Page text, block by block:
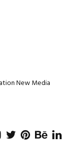
New Media